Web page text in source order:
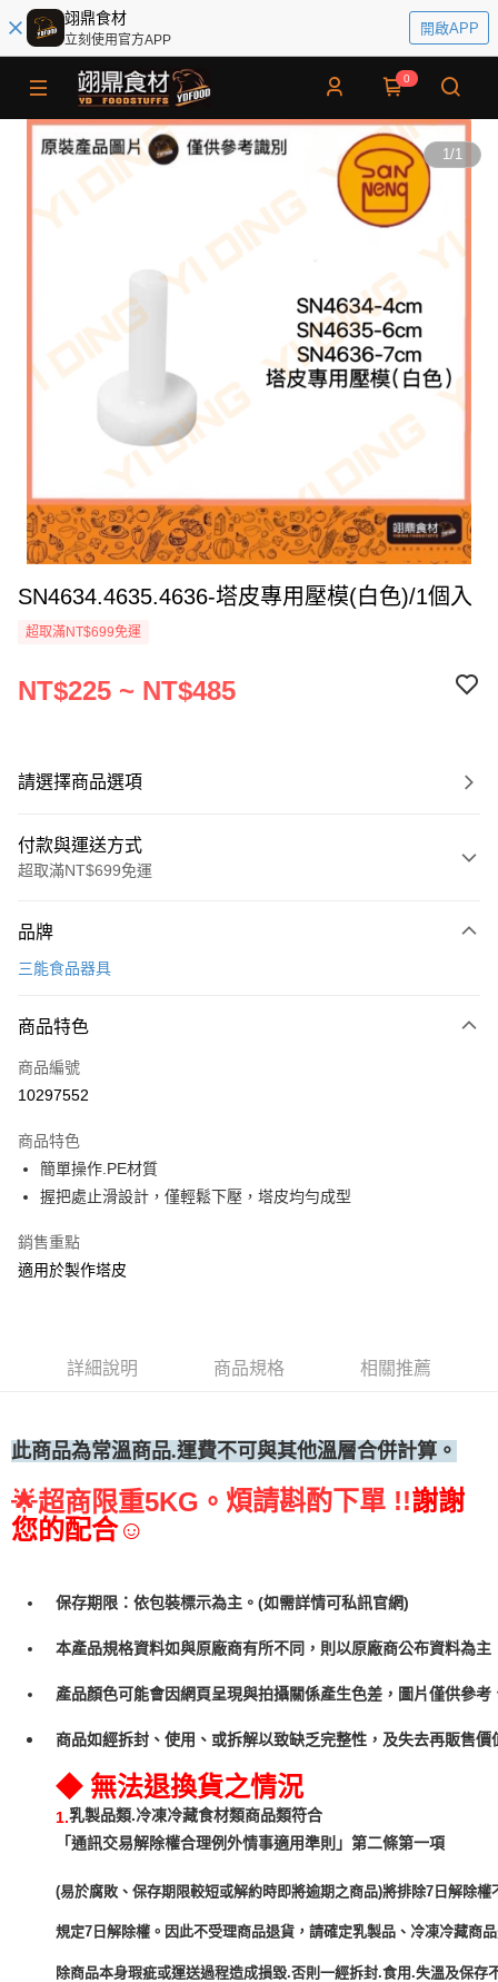
翊鼎食材
立刻使用官方APP
開啟APP
0
1/1
SN4634.4635.4636-塔皮專用壓模(白色)/1個入
超取滿NT$699免運
NT$225 ~ NT$485
請選擇商品選項
付款與運送方式
超取滿NT$699免運
信用卡一次付款
運送方式
• 付款後全家取貨
• 付款後7-11取貨
每筆NT$60，滿NT$699(含以上)免運費
每筆NT$250
品牌
三能食品器具
商品特色
商品編號
10297552
商品特色
簡單操作.PE材質
握把處止滑設計，僅輕鬆下壓，塔皮均勻成型
銷售重點
適用於製作塔皮
詳細說明 商品規格 相關推薦
此商品為常溫商品.運費不可與其他溫層合併計算。
🌟超商限重5KG。 煩請斟酌下單 !!謝謝
您的配合☺
保存期限：依包裝標示為主。(如需詳情可私訊官網)
本產品規格資料如與原廠商有所不同，則以原廠商公布資料為主
產品顏色可能會因網頁呈現與拍攝關係產生色差，圖片僅供參
商品如經拆封、使用、或拆解以致缺乏完整性，及失去再販售
◆ 無法退換貨之情況
1.乳製品類.冷凍冷藏食材類商品類符合
「通訊交易解除權合理例外情事適用準則」第二條第一項
(易於腐敗、保存期限較短或解約時即將逾期之商品)將排除7日解除權
規定7日解除權。因此不受理商品退貨，請確定乳製品、冷凍冷藏商
除商品本身瑕疵或運送過程造成損毀.否則一經拆封.食用.失溫及保存